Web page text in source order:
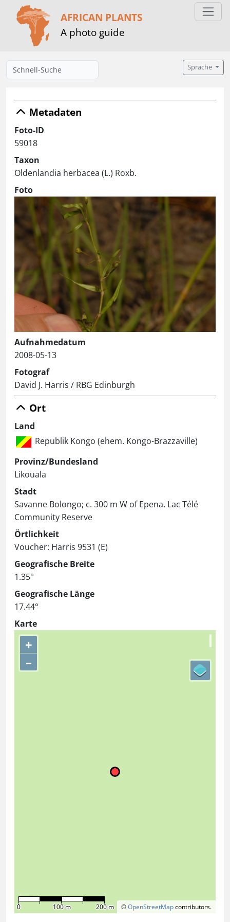
AFRICAN PLANTS
A photo guide
Sprache
Metadaten
Foto-ID
59018
Taxon
Oldenlandia herbacea (L.) Roxb.
Foto
Aufnahmedatum
2008-05-13
Fotograf
David J. Harris / RBG Edinburgh
Ort
Land
Republik Kongo (ehem. Kongo-Brazzaville)
Provinz/Bundesland
Likouala
Stadt
Savanne Bolongo; c. 300 m W of Epena. Lac Télé
Community Reserve
Örtlichkeit
Voucher: Harris 9531 (E)
Geografische Breite
1.35°
Geografische Länge
17.44°
Karte
+
–
©OpenStreetMapcontributors.
0 100 m 200 m